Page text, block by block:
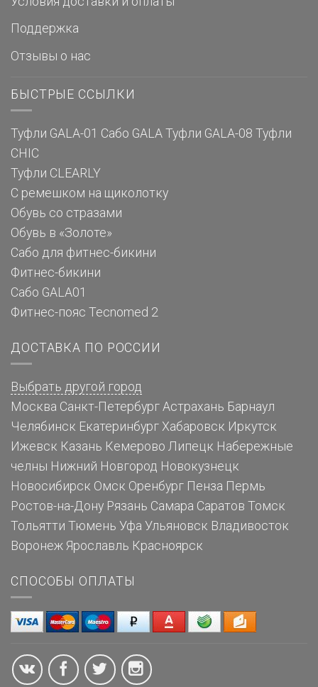
Поддержка
Отзывы о нас
БЫСТРЫЕ ССЫЛКИ
Туфли GALA-01 Сабо GALA Туфли GALA-08 Туфли
CHIC
Туфли CLEARLY
С ремешком на щиколотку
Обувь со стразами
Обувь в «Золоте»
Сабо для фитнес-бикини
Фитнес-бикини
Сабо GALA01
Фитнес-пояс Tecnomed 2
ДОСТАВКА ПО РОССИИ
Выбрать другой город
Москва Санкт-Петербург Астрахань Барнаул
Челябинск Екатеринбург Хабаровск Иркутск
Ижевск Казань Кемерово Липецк Набережные
челны Нижний Новгород Новокузнецк
Новосибирск Омск Оренбург Пенза Пермь
Ростов-на-Дону Рязань Самара Саратов Томск
Тольятти Тюмень Уфа Ульяновск Владивосток
Воронеж Ярославль Красноярск
СПОСОБЫ ОПЛАТЫ